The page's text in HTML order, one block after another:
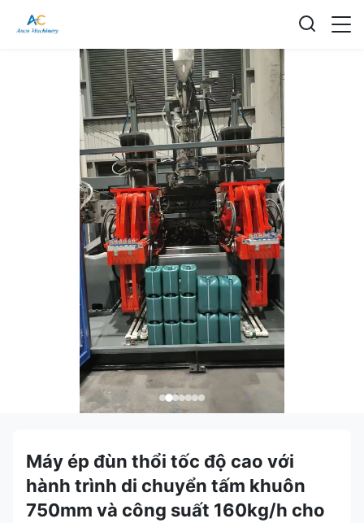
Máy ép đùn thổi tốc độ cao với
hành trình di chuyển tấm khuôn
750mm và công suất 160kg/h cho